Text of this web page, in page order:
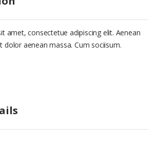
amet, consectetue adipiscing elit. Aenean
aenean massa. Cum sociisum.